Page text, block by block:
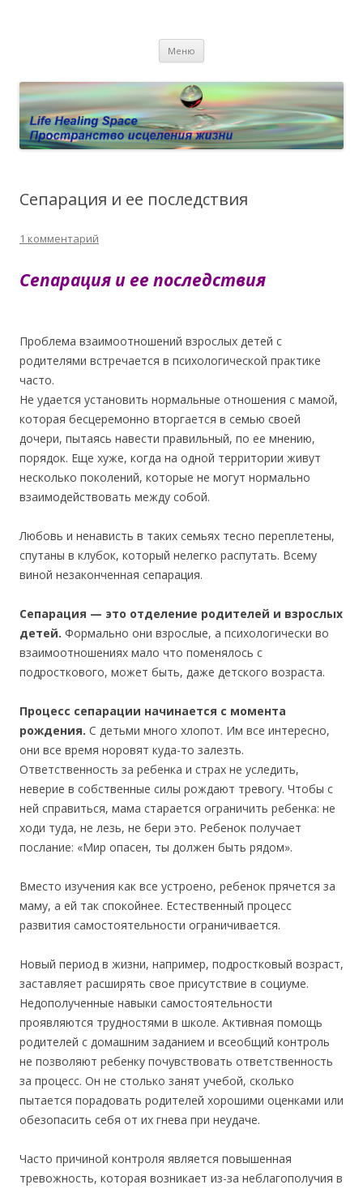
Личный сайт Елены Барымовой
исцелении воспоминанием и ренкарнационике. Услуги.
Меню
Сепарация и ее последствия
1 комментарий
Сепарация и ее последствия
Проблема взаимоотношений взрослых детей с
родителями встречается в психологической практике
часто.
Не удается установить нормальные отношения с мамой,
которая бесцеремонно вторгается в семью своей
дочери, пытаясь навести правильный, по ее мнению,
порядок. Еще хуже, когда на одной территории живут
несколько поколений, которые не могут нормально
взаимодействовать между собой.
Любовь и ненависть в таких семьях тесно переплетены,
спутаны в клубок, который нелегко распутать. Всему
виной незаконченная сепарация.
Сепарация — это отделение родителей и взрослых
детей. Формально они взрослые, а психологически во
взаимоотношениях мало что поменялось с
подросткового, может быть, даже детского возраста.
Процесс сепарации начинается с момента
рождения. С детьми много хлопот. Им все интересно,
они все время норовят куда-то залезть.
Ответственность за ребенка и страх не уследить,
неверие в собственные силы рождают тревогу. Чтобы с
ней справиться, мама старается ограничить ребенка: не
ходи туда, не лезь, не бери это. Ребенок получает
послание: «Мир опасен, ты должен быть рядом».
Вместо изучения как все устроено, ребенок прячется за
маму, а ей так спокойнее. Естественный процесс
развития самостоятельности ограничивается.
Новый период в жизни, например, подростковый возраст,
заставляет расширять свое присутствие в социуме.
Недополученные навыки самостоятельности
проявляются трудностями в школе. Активная помощь
родителей с домашним заданием и всеобщий контроль
не позволяют ребенку почувствовать ответственность
за процесс. Он не столько занят учебой, сколько
пытается порадовать родителей хорошими оценками или
обезопасить себя от их гнева при неудаче.
Часто причиной контроля является повышенная
тревожность, которая возникает из-за неблагополучия в